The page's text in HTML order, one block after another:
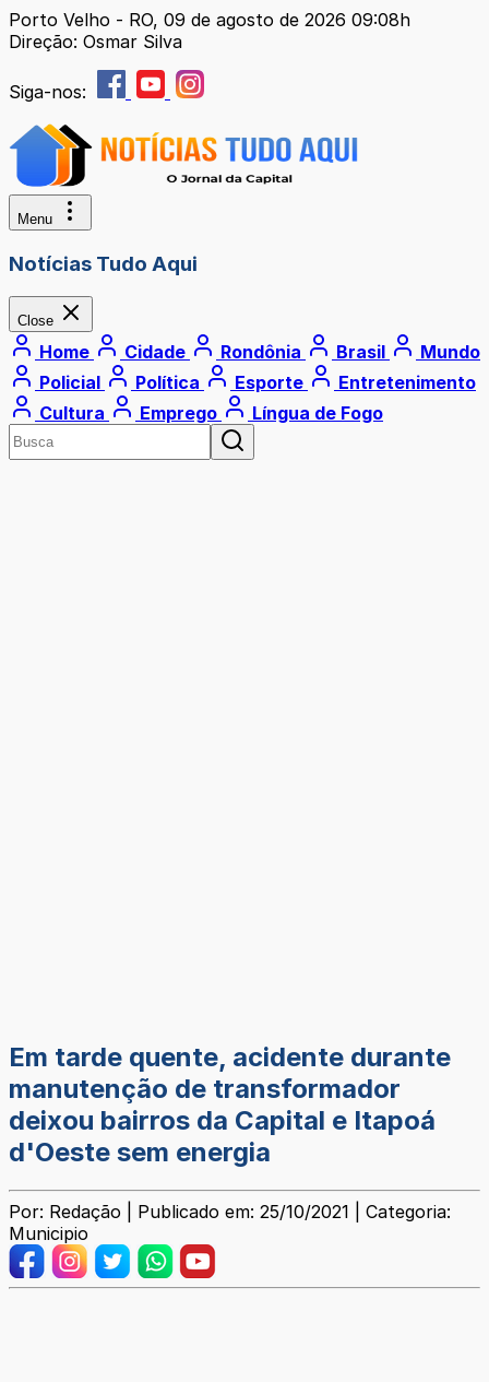
Porto Velho - RO, 09 de agosto de 2026 09:08h
Direção: Osmar Silva
Siga-nos:
Menu
Notícias Tudo Aqui
Close
Home Cidade Rondônia Brasil
Mundo
Policial
Política Esporte
Entretenimento
Cultura
Emprego Língua de Fogo
Em tarde quente, acidente durante
manutenção de transformador
deixou bairros da Capital e Itapoá
d'Oeste sem energia
Por: Redação | Publicado em: 25/10/2021 | Categoria:
Municipio